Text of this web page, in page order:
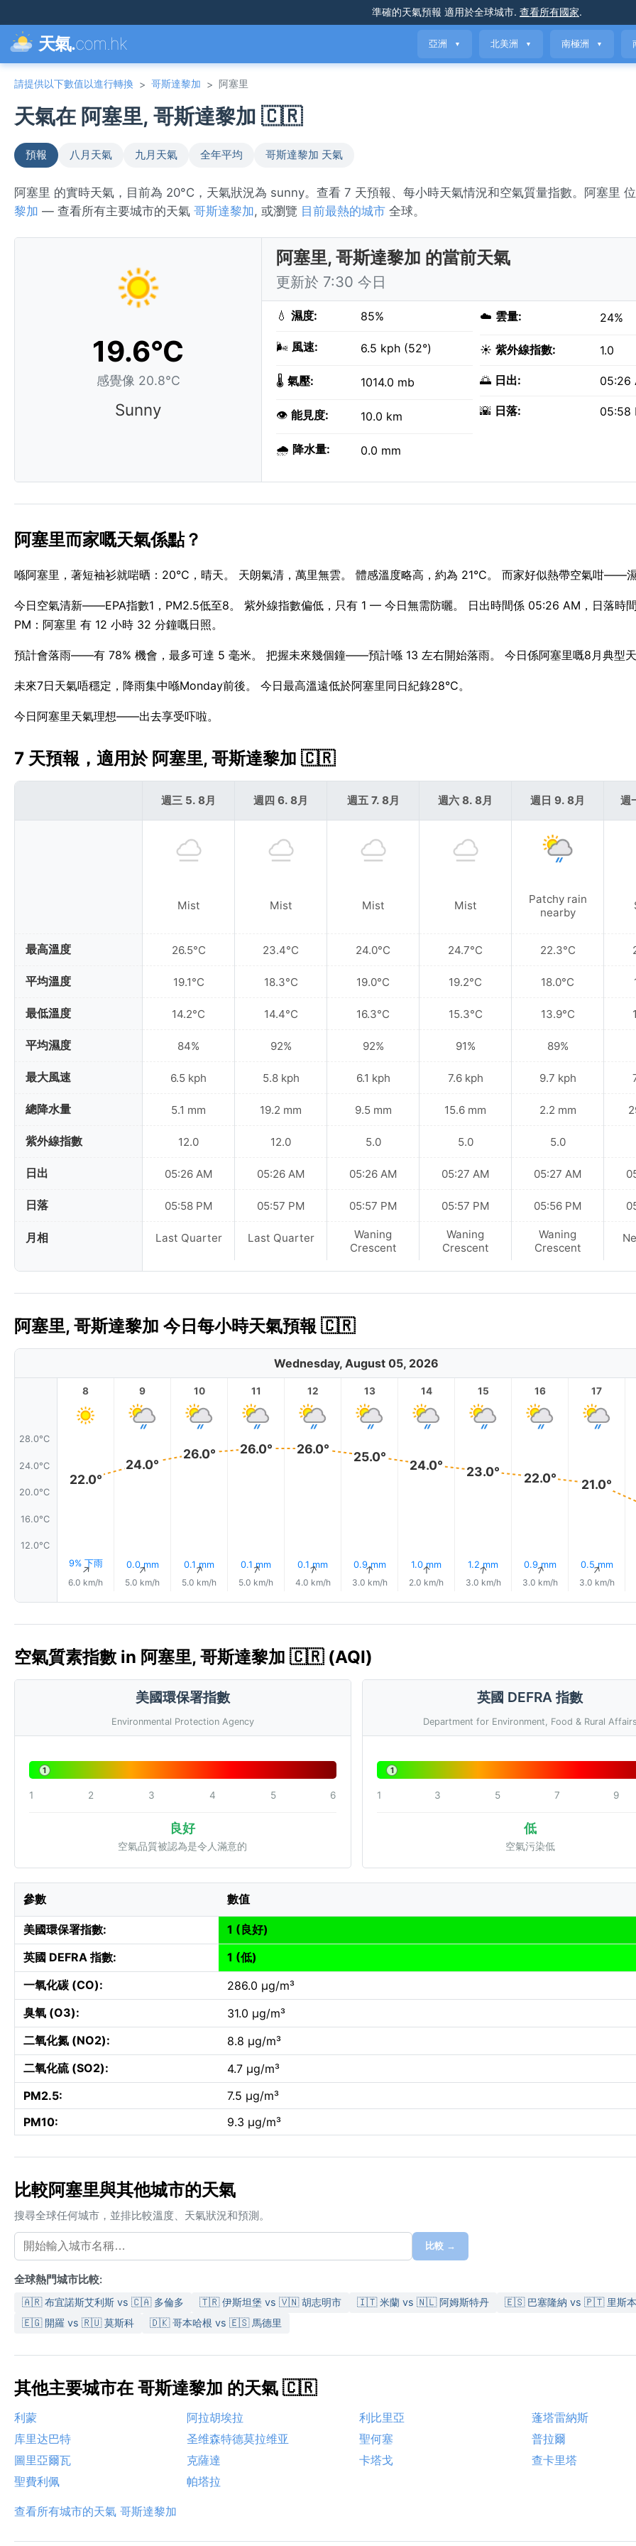
準確的天氣預報 適用於全球城市. 查看所有國家.
天氣.com.hk 亞洲 ▼ 北美洲 ▼ 南極洲 ▼
請提供以下數值以進行轉換 > 哥斯達黎加 > 阿塞里
天氣在 阿塞里, 哥斯達黎加 🇨🇷
預報 八月天氣 九月天氣 全年平均 哥斯達黎加 天氣
阿塞里 的實時天氣，目前為 20°C，天氣狀況為 sunny。查看 7 天預報、每小時天氣情況和空氣質量指數。阿塞里
黎加 — 查看所有主要城市的天氣 哥斯達黎加, 或瀏覽 目前最熱的城市 全球。
19.6°C
感覺像 20.8°C
Sunny
阿塞里, 哥斯達黎加 的當前天氣
更新於 7:30 今日
💧 濕度: 85%
🌬️ 風速: 6.5 kph (52°)
🌡️ 氣壓: 1014.0 mb
👁️ 能見度: 10.0 km
🌧️ 降水量: 0.0 mm
☁️ 雲量: 24%
☀️ 紫外線指數: 1.0
🌅 日出: 05:26
🌇 日落: 05:58
阿塞里而家嘅天氣係點？
喺阿塞里，著短袖衫就啱晒：20°C，晴天。 天朗氣清，萬里無雲。 體感溫度略高，約為 21°C。 而家好似熱帶空氣咁——
今日空氣清新——EPA指數1，PM2.5低至8。 紫外線指數偏低，只有 1 — 今日無需防曬。 日出時間係 05:26 AM，日落時
PM：阿塞里 有 12 小時 32 分鐘嘅日照。
預計會落雨——有 78% 機會，最多可達 5 毫米。 把握未來幾個鐘——預計喺 13 左右開始落雨。 今日係阿塞里嘅8月典型
未來7日天氣唔穩定，降雨集中喺Monday前後。 今日最高溫遠低於阿塞里同日紀錄28°C。
今日阿塞里天氣理想——出去享受吓啦。
7 天預報，適用於 阿塞里, 哥斯達黎加 🇨🇷
最高溫度
平均溫度
最低溫度
平均濕度
最大風速
總降水量
紫外線指數
日出
日落
月相
週三 5. 8月
Mist
26.5°C
19.1°C
14.2°C
84%
6.5 kph
5.1 mm
12.0
05:26 AM
05:58 PM
Last Quarter
週四 6. 8月
Mist
23.4°C
18.3°C
14.4°C
92%
5.8 kph
19.2 mm
12.0
05:26 AM
05:57 PM
Last Quarter
週五 7. 8月
Mist
24.0°C
19.0°C
16.3°C
92%
6.1 kph
9.5 mm
5.0
05:26 AM
05:57 PM
Waning
Crescent
週六 8. 8月
Mist
24.7°C
19.2°C
15.3°C
91%
7.6 kph
15.6 mm
5.0
05:27 AM
05:57 PM
Waning
Crescent
週日 9. 8月
Patchy rain
nearby
22.3°C
18.0°C
13.9°C
89%
9.7 kph
2.2 mm
5.0
05:27 AM
05:56 PM
Waning
Crescent
週
阿塞里, 哥斯達黎加 今日每小時天氣預報 🇨🇷
Wednesday, August 05, 2026
28.0°C
24.0°C
20.0°C
16.0°C
12.0°C
8
22.0°
9% 下雨
↑
6.0 km/h
9
24.0°
0.0 mm
↑
5.0 km/h
10
26.0°
0.1 mm
↑
5.0 km/h
11
26.0°
0.1 mm
↑
5.0 km/h
12
26.0°
0.1 mm
↑
4.0 km/h
13
25.0°
0.9 mm
↑
3.0 km/h
14
24.0°
1.0 mm
↑
2.0 km/h
15
23.0°
1.2 mm
↑
3.0 km/h
16
22.0°
0.9 mm
↑
3.0 km/h
17
21.0°
0.5 mm
↑
3.0 km/h
空氣質素指數 in 阿塞里, 哥斯達黎加 🇨🇷 (AQI)
美國環保署指數
Environmental Protection Agency
1
1 2 3 4 5 6
良好
空氣品質被認為是令人滿意的
英國 DEFRA 指數
Department for Environment, Food & Rural
1
1 3 5 7 9
低
空氣污染低
參數 數值
美國環保署指數:
1 (良好)
英國 DEFRA 指數:
1 (低)
一氧化碳 (CO):
286.0 µg/m³
臭氧 (O3):
31.0 µg/m³
二氧化氮 (NO2):
8.8 µg/m³
二氧化硫 (SO2):
4.7 µg/m³
PM2.5:
7.5 µg/m³
PM10:
9.3 µg/m³
比較阿塞里與其他城市的天氣
搜尋全球任何城市，並排比較溫度、天氣狀況和預測。
比較 →
全球熱門城市比較:
🇦🇷 布宜諾斯艾利斯 vs 🇨🇦 多倫多 🇹🇷 伊斯坦堡 vs 🇻🇳 胡志明市 🇮🇹 米蘭 vs 🇳🇱 阿姆斯特丹
🇪🇸 巴塞隆納 vs 🇵🇹 里斯本
🇪🇬 開羅 vs 🇷🇺 莫斯科
🇩🇰 哥本哈根 vs 🇪🇸 馬德里
其他主要城市在 哥斯達黎加 的天氣 🇨🇷
利蒙 阿拉胡埃拉 利比里亞
蓬塔雷納斯
库里达巴特
圣维森特德莫拉维亚 聖何塞
普拉爾
圖里亞爾瓦
克薩達 卡塔戈
查卡里塔
聖費利佩
帕塔拉
查看所有城市的天氣 哥斯達黎加